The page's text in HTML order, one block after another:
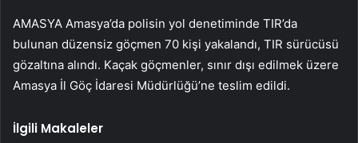
AMASYA Amasya’da polisin yol denetiminde TIR’da
bulunan düzensiz göçmen 70 kişi yakalandı, TIR sürücüsü
gözaltına alındı. Kaçak göçmenler, sınır dışı edilmek üzere
Amasya İl Göç İdaresi Müdürlüğü’ne teslim edildi.
İlgili Makaleler